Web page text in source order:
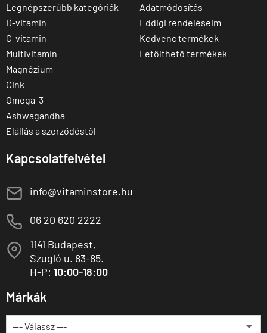
Legnépszerűbb kategóriák
D-vitamin
C-vitamin
Multivitamin
Magnézium
Cink
Omega-3
Ashwagandha
Elállás a szerződéstől
Adatmódosítás
Eddigi rendeléseim
Kedvenc termékek
Letölthető termékek
Kapcsolatfelvétel
E info@vitaminstore.hu
M 06 20 620 2222
T
1141 Budapest,
Szugló u. 83-85.
H-P: 10:00-18:00
Márkák